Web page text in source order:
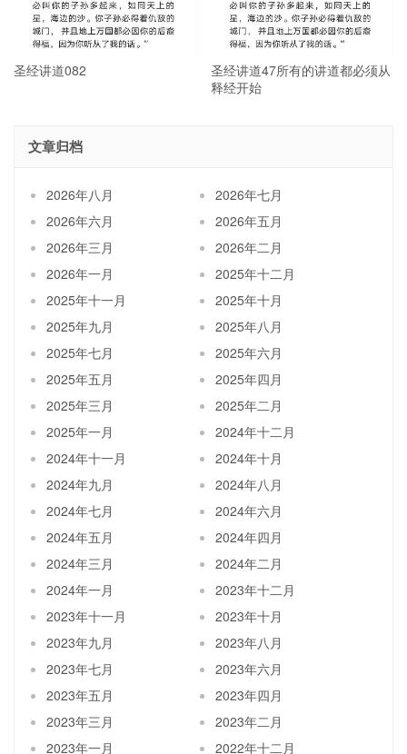
圣经讲道082
圣经讲道47所有的讲道都必须从
释经开始
文章归档
2026年八月
2026年七月
2026年六月
2026年五月
2026年三月
2026年二月
2026年一月
2025年十二月
2025年十一月
2025年十月
2025年九月
2025年八月
2025年七月
2025年六月
2025年五月
2025年四月
2025年三月
2025年二月
2025年一月
2024年十二月
2024年十一月
2024年十月
2024年九月
2024年八月
2024年七月
2024年六月
2024年五月
2024年四月
2024年三月
2024年二月
2024年一月
2023年十二月
2023年十一月
2023年十月
2023年九月
2023年八月
2023年七月
2023年六月
2023年五月
2023年四月
2023年三月
2023年二月
2023年一月
2022年十二月